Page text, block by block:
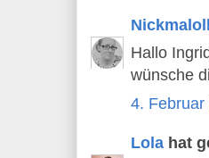
Hallo
wünsche
4. Februar
Lola hat